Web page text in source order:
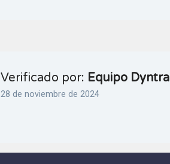
Verificado por: Equipo Dyntra
28 de noviembre de 2024